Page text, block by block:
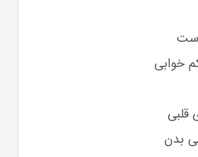
خوابی
قلبی
بدن